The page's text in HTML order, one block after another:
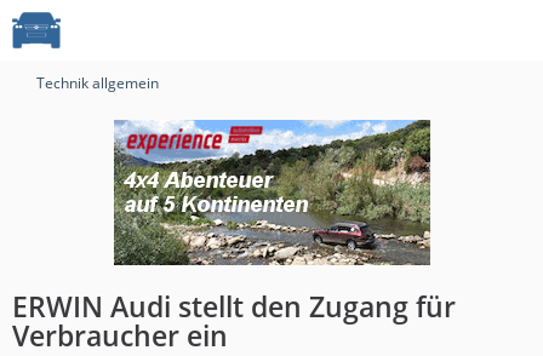
Technik allgemein
ERWIN Audi stellt den Zugang für
Verbraucher ein